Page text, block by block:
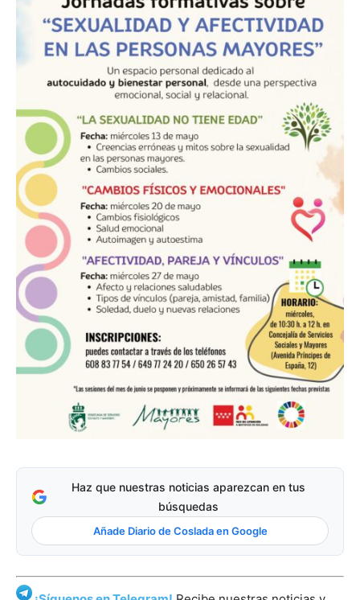
Haz que nuestras noticias aparezcan en tus
búsquedas
Añade Diario de Coslada en Google